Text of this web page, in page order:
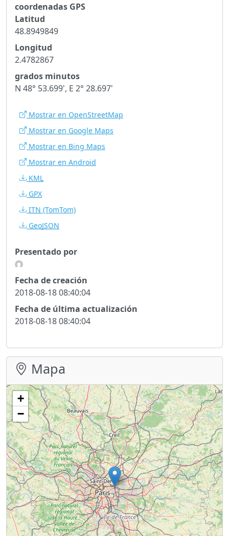
coordenadas GPS
Latitud
48.8949849
Longitud
2.4782867
grados minutos
N 48° 53.699', E 2° 28.697'
Mostrar en OpenStreetMap
Mostrar en Google Maps
Mostrar en Bing Maps
Mostrar en Android
KML
GPX
ITN (TomTom)
GeoJSON
Presentado por
Fecha de creación
2018-08-18 08:40:04
Fecha de última actualización
2018-08-18 08:40:04
Mapa
+
−